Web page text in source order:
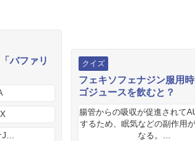
バファリ
クイズ
フェキソフェナジン服用
ゴジュースを飲むと？
腸管からの吸収が促進されて
するため、眠気などの副作用
なる。…